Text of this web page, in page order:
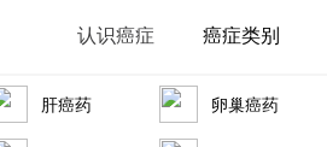
认识癌症 癌症类别
肝癌药 卵巢癌药